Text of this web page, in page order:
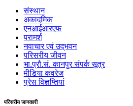
संस्थान
अकादमिक
एनआईआरएफ
परामर्श
नवाचार एवं उद्‌‌भवन
परिसरीय जीवन
भा.प्रौ.सं. कानपुर संपर्क सूत्र
मीडिया कवरेज
प्रेस विज्ञप्तियां
परिसरीय जानकारी